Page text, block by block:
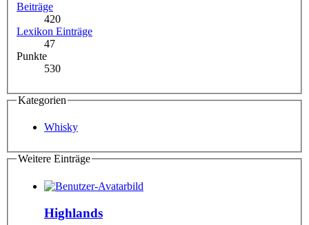
Beiträge
420
Lexikon Einträge
47
Punkte
530
Kategorien
Whisky
Weitere Einträge
Highlands